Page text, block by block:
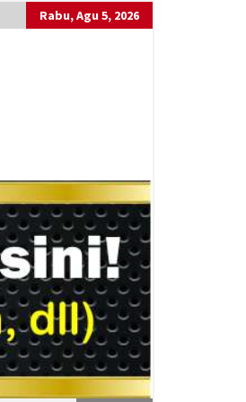
Rabu, Agu 5, 2026